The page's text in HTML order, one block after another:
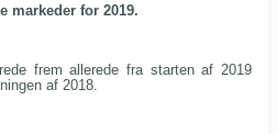
markeder for 2019.
frem allerede fra starten af 2019
af 2018.